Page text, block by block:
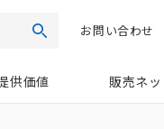
検索お問い合わせ
供価値 販売ネ